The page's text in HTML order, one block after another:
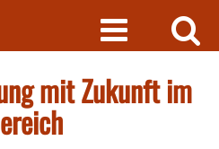
mit Zukunft im